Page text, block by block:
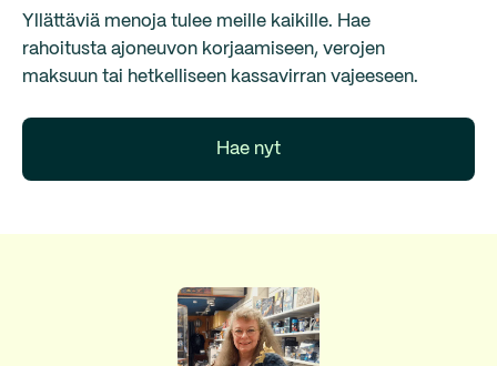
Yllättäviä menoja tulee meille kaikille. Hae
rahoitusta ajoneuvon korjaamiseen, verojen
maksuun tai hetkelliseen kassavirran vajeeseen.
Hae nyt